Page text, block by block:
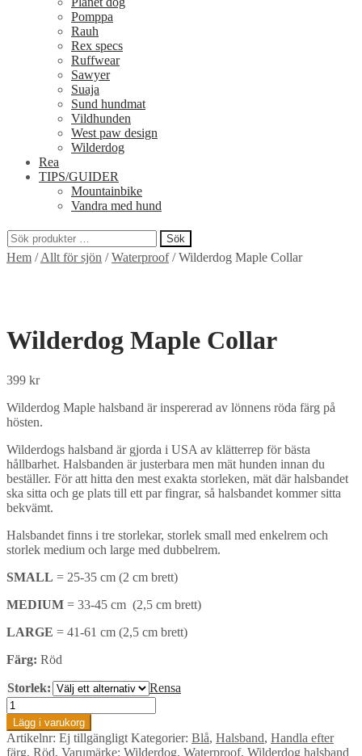
Pomppa
Rauh
Rex specs
Ruffwear
Sawyer
Suaja
Sund hundmat
Vildhunden
West paw design
Wilderdog
Rea
TIPS/GUIDER
Mountainbike
Vandra med hund
Sök
efter:
Sök
Hem /Allt för sjön /Waterproof/Wilderdog Maple Collar
Wilderdog Maple Collar
399 kr
Wilderdog Maple halsband är inspererad av lönnens röda färg på
hösten.
Wilderdogs halsband är gjorda i USA av klätterrep för bästa
hållbarhet. Halsbanden är justerbara men mät hunden innan du
beställer. För att hitta den mest exakta storleken, mät där halsbandet
ska sitta och ge plats till ett par fingrar, så halsbandet kommer sitta
bekvämt.
Halsbandet finns i tre storlekar, storlek small med enkelrem och
storlek medium och large med dubbelrem.
SMALL = 25-35 cm (2 cm brett)
MEDIUM = 33-45 cm (2,5 cm brett)
LARGE = 41-61 cm (2,5 cm brett)
Färg: Röd
Storlek:
Rensa
Wilderdog
Maple
Collar
mängd
Lägg i varukorg
Artikelnr: Ej tillgängligt Kategorier: Blå, Halsband, Handla efter
färg, Röd, Varumärke: Wilderdog, Waterproof, Wilderdog halsband